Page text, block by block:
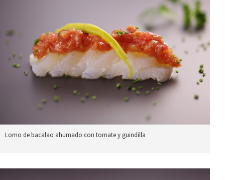
Lomo de bacalao ahumado con tomate y guindilla